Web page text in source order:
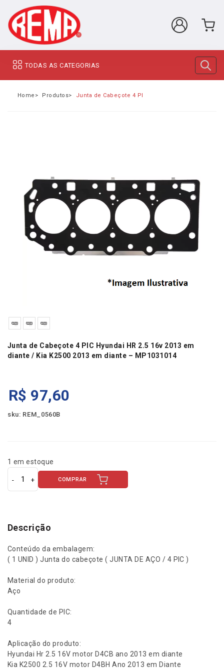
TODAS AS CATEGORIAS
Home Produtos Junta de Cabeçote 4 PIC Hyundai HR 2.5 16v 2013
Junta de Cabeçote 4 PIC Hyundai HR 2.5 16v 2013 em
diante / Kia K2500 2013 em diante – MP1031014
R$ 97,60
sku: REM_0560B
1 em estoque
J
u
a
e
C
b
o
4
P
I
COMPRAR
Descrição
Conteúdo da embalagem:
( 1 UNID ) Junta do cabeçote ( JUNTA DE AÇO / 4 PIC )
Material do produto:
Aço
Quantidade de PIC:
4
Aplicação do produto:
Hyundai Hr 2.5 16V motor D4CB ano 2013 em diante
Kia K2500 2.5 16V motor D4BH Ano 2013 em Diante